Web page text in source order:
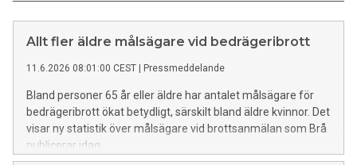
Allt fler äldre målsägare vid bedrägeribrott
11.6.2026 08:01:00 CEST | Pressmeddelande
Bland personer 65 år eller äldre har antalet målsägare för
bedrägeribrott ökat betydligt, särskilt bland äldre kvinnor. Det
visar ny statistik över målsägare vid brottsanmälan som Brå
publicerar idag.